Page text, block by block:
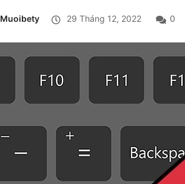
Muoibety 29 Tháng 12, 2022 0